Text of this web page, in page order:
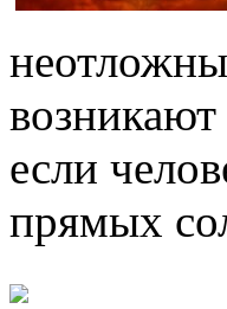
возникают
если
прямых